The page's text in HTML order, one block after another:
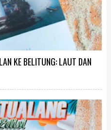
KE BELITUNG: LAUT DAN